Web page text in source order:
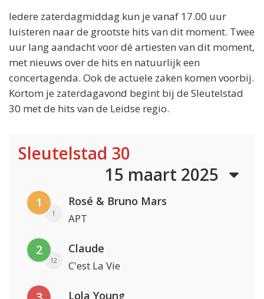
Iedere zaterdagmiddag kun je vanaf 17.00 uur
luisteren naar de grootste hits van dit moment. Twee
uur lang aandacht voor dé artiesten van dit moment,
met nieuws over de hits en natuurlijk een
concertagenda. Ook de actuele zaken komen voorbij.
Kortom je zaterdagavond begint bij de Sleutelstad
30 met de hits van de Leidse regio.
Sleutelstad 30
15 maart 2025
1
1
Rosé & Bruno Mars
APT
2
12
Claude
C'est La Vie
Lola Young